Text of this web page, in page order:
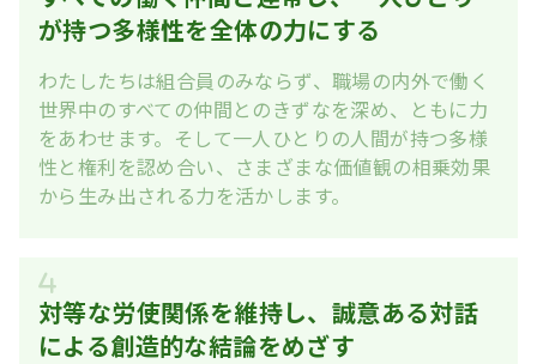
が持つ多様性を全体の力にする
わたしたちは組合員のみならず、職場の内外で働く
世界中のすべての仲間とのきずなを深め、ともに力
をあわせます。そして一人ひとりの人間が持つ多様
性と権利を認め合い、さまざまな価値観の相乗効果
から生み出される力を活かします。
対等な労使関係を維持し、誠意ある対話
による創造的な結論をめざす